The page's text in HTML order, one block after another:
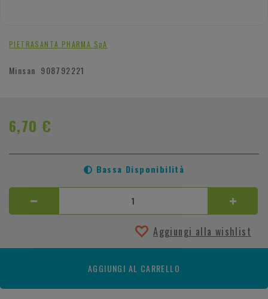
PIETRASANTA PHARMA SpA
Minsan 908792221
6,70 €
Bassa Disponibilità
Aggiungi alla wishlist
AGGIUNGI AL CARRELLO